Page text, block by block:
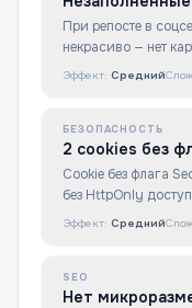
При репосте в
некрасиво — нет
Эффект: Средний
БЕЗОПАСНОСТЬ
2 cookies без
Cookie без флага
без HttpOnly
Эффект: Средний
SEO
Нет